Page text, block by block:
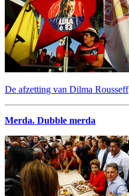
De afzetting van Dilma Rousseff
Merda. Dubble merda